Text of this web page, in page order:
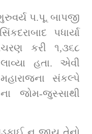
પ.પૂ. બાપજી
પધાર્યા
કરી ૧,૩૬૮
હતા. એવી
સંકલ્પે
જોમ-જુસ્સાથી